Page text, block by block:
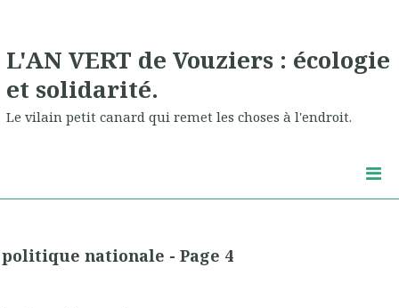
L'AN VERT de Vouziers : écologie
et solidarité.
Le vilain petit canard qui remet les choses à l'endroit.
politique nationale - Page 4